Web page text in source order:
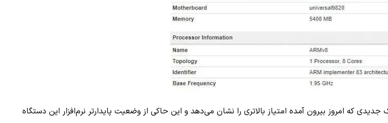
گلکسی اس ۱۰ منتشر شده بود، ولی بنچمارک جدیدی که امروز بیرون آمده امتیاز بالاتری را نشان می‌دهد و این حاکی از وضعیت پایدارتر نرم‌افزار این دستگاه